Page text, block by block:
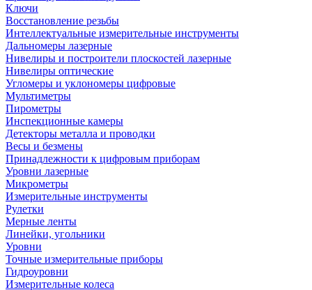
Ключи
Восстановление резьбы
Интеллектуальные измерительные инструменты
Дальномеры лазерные
Нивелиры и построители плоскостей лазерные
Нивелиры оптические
Угломеры и уклономеры цифровые
Мультиметры
Пирометры
Инспекционные камеры
Детекторы металла и проводки
Весы и безмены
Принадлежности к цифровым приборам
Уровни лазерные
Микрометры
Измерительные инструменты
Рулетки
Мерные ленты
Линейки, угольники
Уровни
Точные измерительные приборы
Гидроуровни
Измерительные колеса